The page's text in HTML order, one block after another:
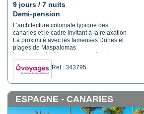
9 jours / 7 nuits
Demi-pension
L’architecture coloniale typique des
canaries et le cadre invitant à la relaxation
La proximité avec les fameuses Dunes et
plages de Maspalomas
La situation idyllique au cœur d’un beau
jardin et à 500 mètres de la plage
Ref : 343795
ESPAGNE - CANARIES